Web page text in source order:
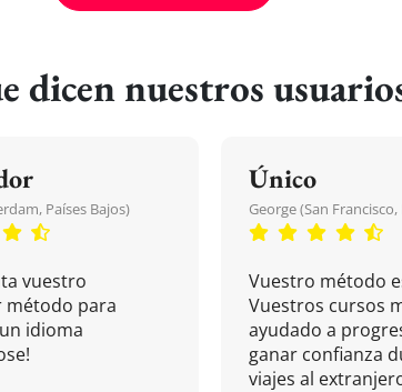
dicen nuestros
Países Bajos)
vuestro
método para
idioma
Único
George (San Francisco,
Vuestro método
Vuestros cursos
ayudado a
ganar confianza
viajes al